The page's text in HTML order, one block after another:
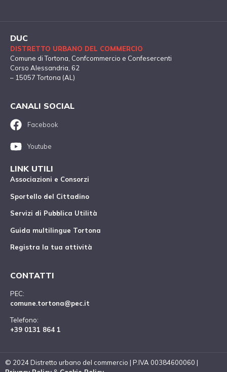
DUC
DISTRETTO URBANO DEL COMMERCIO
Comune di Tortona , Confcommercio e Confesercenti
Corso Alessandria, 62
– 15057 Tortona (AL)
CANALI SOCIAL
Facebook
Youtube
LINK UTILI
Associazioni e Consorzi
Sportello del Cittadino
Servizi di Pubblica Utilità
Guida multilingue Tortona
Registra la tua attività
CONTATTI
PEC:
comune.tortona@pec.it
Telefono:
+39 0131 864 1
© 2024 Distretto urbano del commercio | P.IVA 00384600060 |